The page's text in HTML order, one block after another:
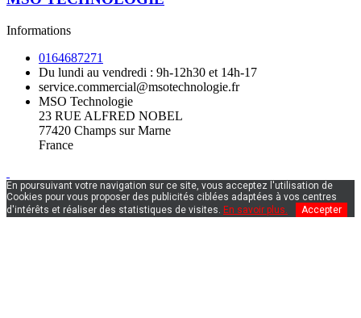
Informations
0164687271
Du lundi au vendredi : 9h-12h30 et 14h-17
service.commercial@msotechnologie.fr
MSO Technologie
23 RUE ALFRED NOBEL
77420 Champs sur Marne
France
En poursuivant votre navigation sur ce site, vous acceptez l'utilisation de
Cookies pour vous proposer des publicités ciblées adaptées à vos centres
d'intérêts et réaliser des statistiques de visites. En savoir plus. Accepter